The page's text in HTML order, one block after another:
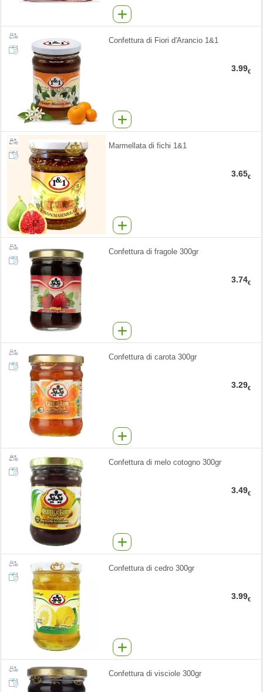
Confettura di Fiori d'Arancio 1&1
3.99€
Marmellata di fichi 1&1
3.65€
Confettura di fragole 300gr
3.74€
Confettura di carota 300gr
3.29€
Confettura di melo cotogno 300gr
3.49€
Confettura di cedro 300gr
3.99€
Confettura di visciole 300gr